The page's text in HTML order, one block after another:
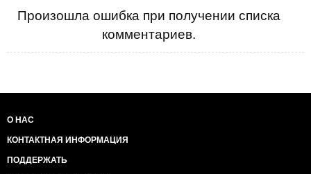
Произошла ошибка при получении списка
комментариев.
О НАС
КОНТАКТНАЯ ИНФОРМАЦИЯ
ПОДДЕРЖАТЬ